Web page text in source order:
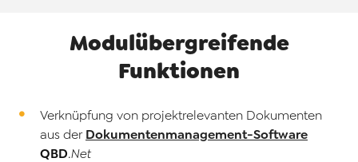
Modulübergreifende
Funktionen
Verknüpfung von projektrelevanten Dokumenten
aus der Dokumentenmanagement-Software
QBD.Net